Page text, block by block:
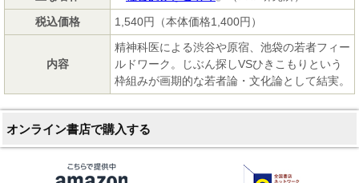
税込価格
1,540円（本体価格1,400円）
内容
精神科医による渋谷や原宿、池袋の若者フィー
ルドワーク。じぶん探しVSひきこもりという
枠組みが画期的な若者論・文化論として結実。
オンライン書店で購入する